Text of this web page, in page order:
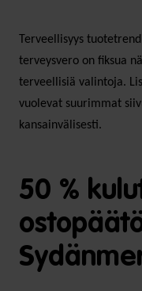
Terveellisyys
terveysvero on fiksua
terveellisiä valintoja.
vuolevat suurimmat
kansainvälisesti.
50 %